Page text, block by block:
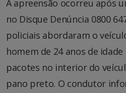
A apreensão ocorreu após
no Disque Denúncia 0800
policiais abordaram o
homem de 24 anos de
pacotes no interior do
pano preto. O condutor